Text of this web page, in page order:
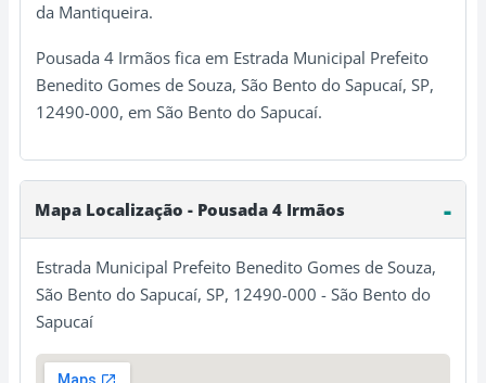
da Mantiqueira.
Pousada 4 Irmãos fica em Estrada Municipal Prefeito
Benedito Gomes de Souza, São Bento do Sapucaí, SP,
12490-000, em São Bento do Sapucaí.
Mapa Localização - Pousada 4 Irmãos
Estrada Municipal Prefeito Benedito Gomes de Souza,
São Bento do Sapucaí, SP, 12490-000 - São Bento do
Sapucaí